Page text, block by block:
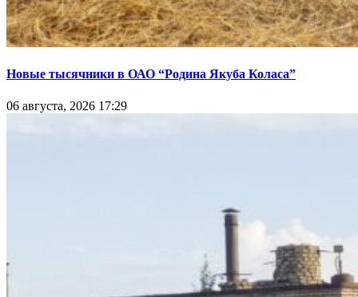
Новые тысячники в ОАО “Родина Якуба Коласа”
06 августа, 2026 17:29